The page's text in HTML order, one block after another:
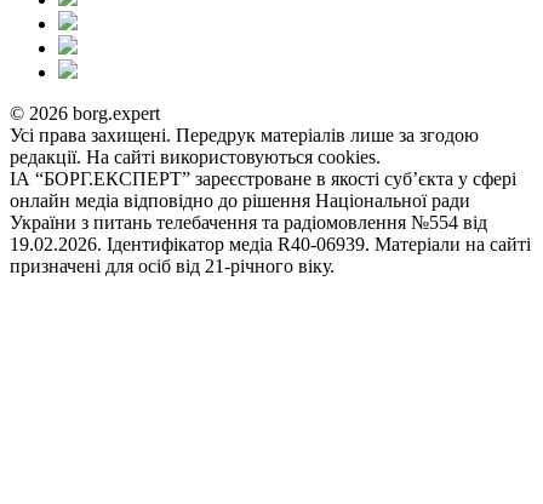
© 2026 borg.expert
Усі права захищені. Передрук матеріалів лише за згодою
редакції. На сайті використовуються cookies.
ІА “БОРГ.ЕКСПЕРТ” зареєстроване в якості суб’єкта у сфері
онлайн медіа відповідно до рішення Національної ради
України з питань телебачення та радіомовлення №554 від
19.02.2026. Ідентифікатор медіа R40-06939. Матеріали на сайті
призначені для осіб від 21-річного віку.